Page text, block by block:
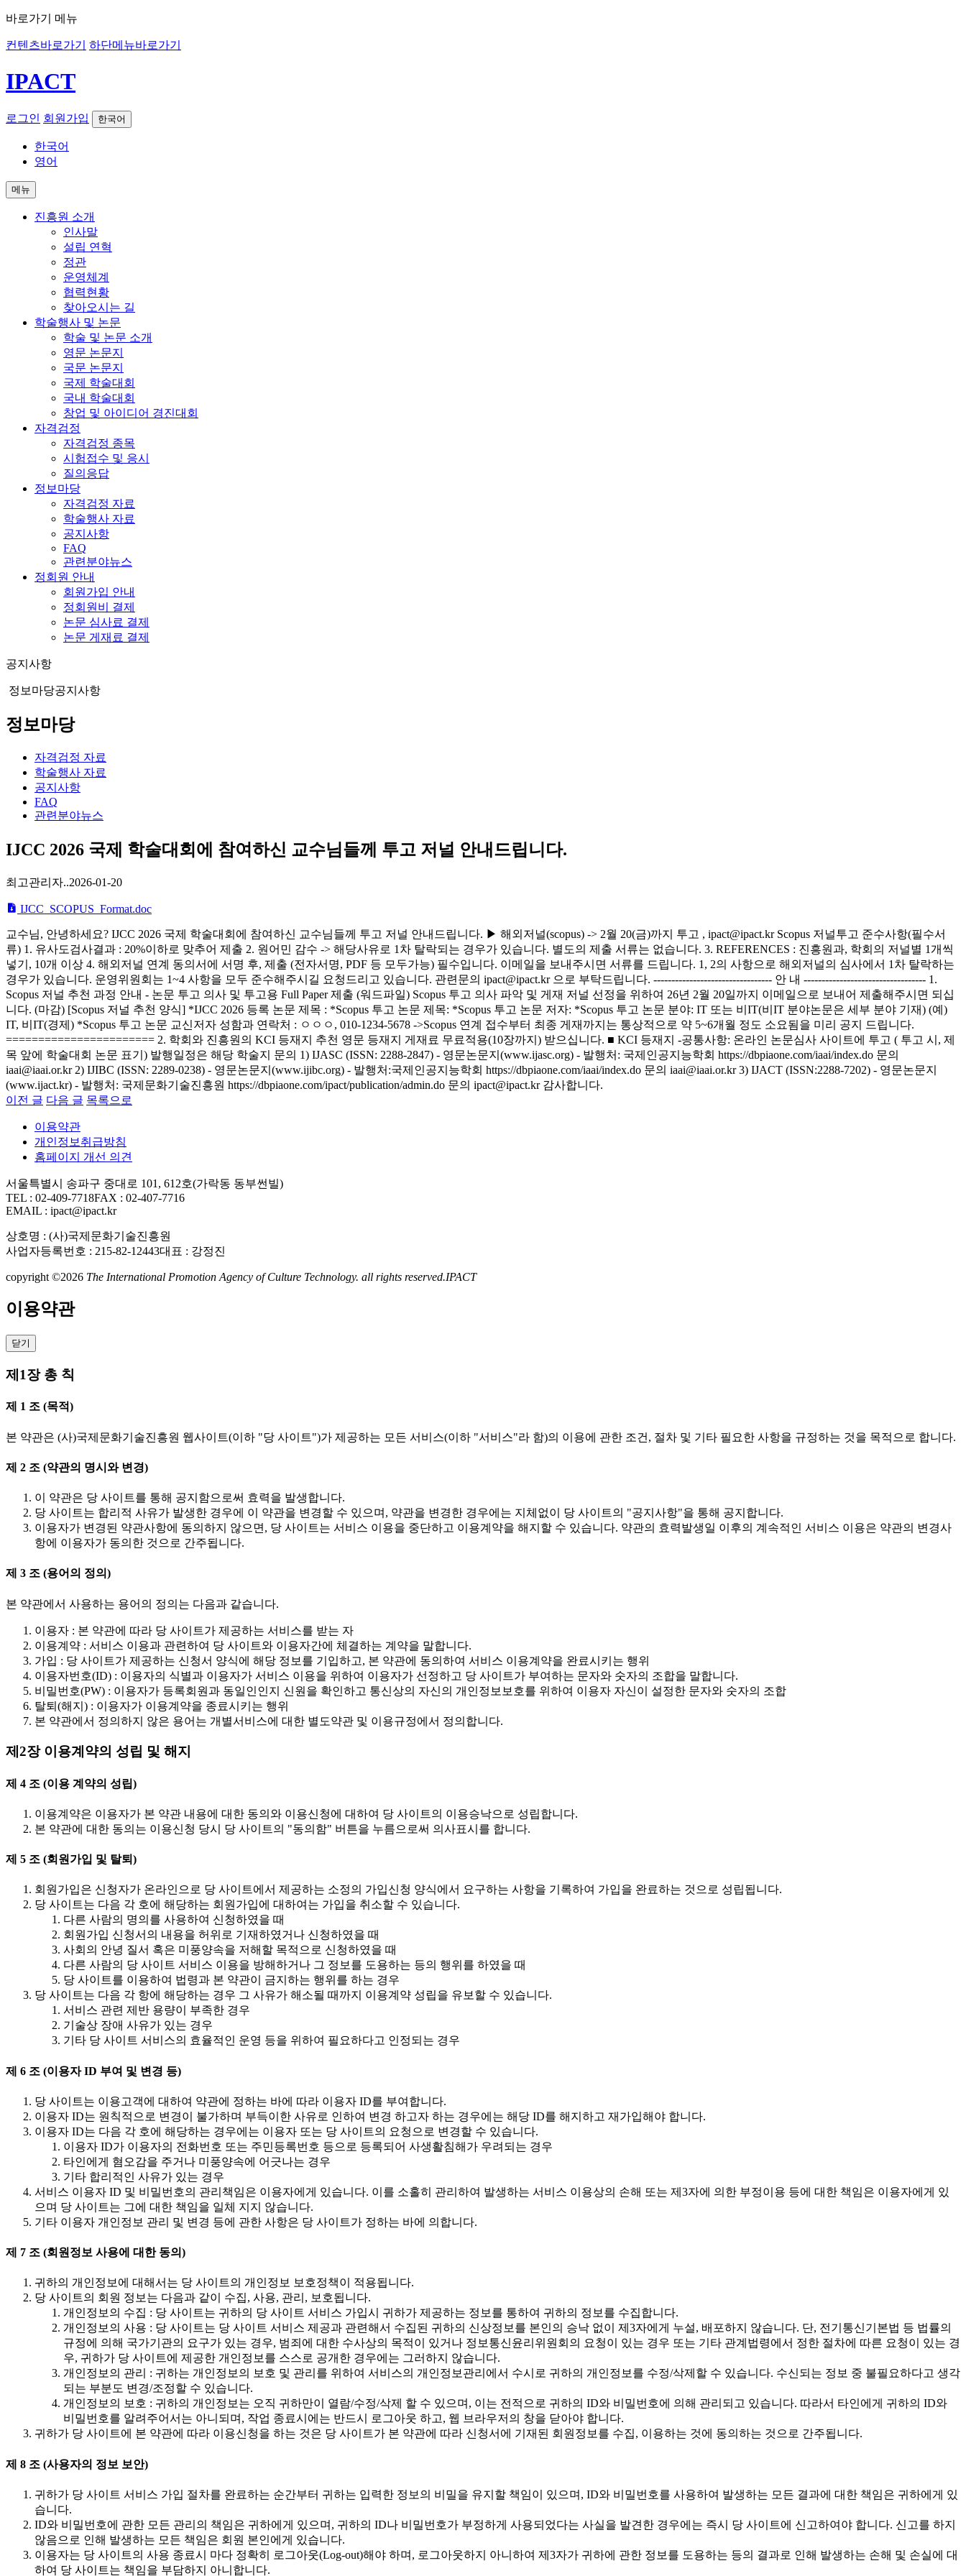
바로가기 메뉴
컨텐츠바로가기 하단메뉴바로가기
IPACT
로그인 회원가입 한국어
한국어
영어
메뉴
진흥원 소개
인사말
설립 연혁
정관
운영체계
협력현황
찾아오시는 길
학술행사 및 논문
학술 및 논문 소개
영문 논문지
국문 논문지
국제 학술대회
국내 학술대회
창업 및 아이디어 경진대회
자격검정
자격검정 종목
시험접수 및 응시
질의응답
정보마당
자격검정 자료
학술행사 자료
공지사항
FAQ
관련분야뉴스
정회원 안내
회원가입 안내
정회원비 결제
논문 심사료 결제
논문 게재료 결제
공지사항
정보마당공지사항
정보마당
자격검정 자료
학술행사 자료
공지사항
FAQ
관련분야뉴스
IJCC 2026 국제 학술대회에 참여하신 교수님들께 투고 저널 안내드립니다.
최고관리자..2026-01-20
IJCC_SCOPUS_Format.doc
교수님, 안녕하세요? IJCC 2026 국제 학술대회에 참여하신 교수님들께 투고 저널 안내드립니다. ▶ 해외저널(scopus) -> 2월 20(금)까지 투고 , ipact@ipact.kr Scopus 저널투고 준수사항(필수서
류) 1. 유사도검사결과 : 20%이하로 맞추어 제출 2. 원어민 감수 -> 해당사유로 1차 탈락되는 경우가 있습니다. 별도의 제출 서류는 없습니다. 3. REFERENCES : 진흥원과, 학회의 저널별 1개씩
넣기, 10개 이상 4. 해외저널 연계 동의서에 서명 후, 제출 (전자서명, PDF 등 모두가능) 필수입니다. 이메일을 보내주시면 서류를 드립니다. 1, 2의 사항으로 해외저널의 심사에서 1차 탈락하는
경우가 있습니다. 운영위원회는 1~4 사항을 모두 준수해주시길 요청드리고 있습니다. 관련문의 ipact@ipact.kr 으로 부탁드립니다. --------------------------------- 안 내 ---------------------------------- 1.
Scopus 저널 추천 과정 안내 - 논문 투고 의사 및 투고용 Full Paper 제출 (워드파일) Scopus 투고 의사 파악 및 게재 저널 선정을 위하여 26년 2월 20일까지 이메일으로 보내어 제출해주시면 되십
니다. (마감) [Scopus 저널 추천 양식] *IJCC 2026 등록 논문 제목 : *Scopus 투고 논문 제목: *Scopus 투고 논문 저자: *Scopus 투고 논문 분야: IT 또는 비IT(비IT 분야논문은 세부 분야 기재) (예)
IT, 비IT(경제) *Scopus 투고 논문 교신저자 성함과 연락처 : ㅇㅇㅇ, 010-1234-5678 ->Scopus 연계 접수부터 최종 게재까지는 통상적으로 약 5~6개월 정도 소요됨을 미리 공지 드립니다.
======================= 2. 학회와 진흥원의 KCI 등재지 추천 영문 등재지 게재료 무료적용(10장까지) 받으십니다. ■ KCI 등재지 -공통사항: 온라인 논문심사 사이트에 투고 ( 투고 시, 제
목 앞에 학술대회 논문 표기) 발행일정은 해당 학술지 문의 1) IJASC (ISSN: 2288-2847) - 영문논문지(www.ijasc.org) - 발행처: 국제인공지능학회 https://dbpiaone.com/iaai/index.do 문의
iaai@iaai.or.kr 2) IJIBC (ISSN: 2289-0238) - 영문논문지(www.ijibc.org) - 발행처:국제인공지능학회 https://dbpiaone.com/iaai/index.do 문의 iaai@iaai.or.kr 3) IJACT (ISSN:2288-7202) - 영문논문지
(www.ijact.kr) - 발행처: 국제문화기술진흥원 https://dbpiaone.com/ipact/publication/admin.do 문의 ipact@ipact.kr 감사합니다.
이전 글 다음 글 목록으로
이용약관
개인정보취급방침
홈페이지 개선 의견
서울특별시 송파구 중대로 101, 612호(가락동 동부썬빌)
TEL : 02-409-7718FAX : 02-407-7716
EMAIL : ipact@ipact.kr
상호명 : (사)국제문화기술진흥원
사업자등록번호 : 215-82-12443대표 : 강정진
copyright ©2026 The International Promotion Agency of Culture Technology. all rights reserved.IPACT
이용약관
닫기
제1장 총 칙
제 1 조 (목적)
본 약관은 (사)국제문화기술진흥원 웹사이트(이하 "당 사이트")가 제공하는 모든 서비스(이하 "서비스"라 함)의 이용에 관한 조건, 절차 및 기타 필요한 사항을 규정하는 것을 목적으로 합니다.
제 2 조 (약관의 명시와 변경)
이 약관은 당 사이트를 통해 공지함으로써 효력을 발생합니다.
당 사이트는 합리적 사유가 발생한 경우에 이 약관을 변경할 수 있으며, 약관을 변경한 경우에는 지체없이 당 사이트의 "공지사항"을 통해 공지합니다.
이용자가 변경된 약관사항에 동의하지 않으면, 당 사이트는 서비스 이용을 중단하고 이용계약을 해지할 수 있습니다. 약관의 효력발생일 이후의 계속적인 서비스 이용은 약관의 변경사
항에 이용자가 동의한 것으로 간주됩니다.
제 3 조 (용어의 정의)
본 약관에서 사용하는 용어의 정의는 다음과 같습니다.
이용자 : 본 약관에 따라 당 사이트가 제공하는 서비스를 받는 자
이용계약 : 서비스 이용과 관련하여 당 사이트와 이용자간에 체결하는 계약을 말합니다.
가입 : 당 사이트가 제공하는 신청서 양식에 해당 정보를 기입하고, 본 약관에 동의하여 서비스 이용계약을 완료시키는 행위
이용자번호(ID) : 이용자의 식별과 이용자가 서비스 이용을 위하여 이용자가 선정하고 당 사이트가 부여하는 문자와 숫자의 조합을 말합니다.
비밀번호(PW) : 이용자가 등록회원과 동일인인지 신원을 확인하고 통신상의 자신의 개인정보보호를 위하여 이용자 자신이 설정한 문자와 숫자의 조합
탈퇴(해지) : 이용자가 이용계약을 종료시키는 행위
본 약관에서 정의하지 않은 용어는 개별서비스에 대한 별도약관 및 이용규정에서 정의합니다.
제2장 이용계약의 성립 및 해지
제 4 조 (이용 계약의 성립)
이용계약은 이용자가 본 약관 내용에 대한 동의와 이용신청에 대하여 당 사이트의 이용승낙으로 성립합니다.
본 약관에 대한 동의는 이용신청 당시 당 사이트의 "동의함" 버튼을 누름으로써 의사표시를 합니다.
제 5 조 (회원가입 및 탈퇴)
회원가입은 신청자가 온라인으로 당 사이트에서 제공하는 소정의 가입신청 양식에서 요구하는 사항을 기록하여 가입을 완료하는 것으로 성립됩니다.
당 사이트는 다음 각 호에 해당하는 회원가입에 대하여는 가입을 취소할 수 있습니다.
다른 사람의 명의를 사용하여 신청하였을 때
회원가입 신청서의 내용을 허위로 기재하였거나 신청하였을 때
사회의 안녕 질서 혹은 미풍양속을 저해할 목적으로 신청하였을 때
다른 사람의 당 사이트 서비스 이용을 방해하거나 그 정보를 도용하는 등의 행위를 하였을 때
당 사이트를 이용하여 법령과 본 약관이 금지하는 행위를 하는 경우
당 사이트는 다음 각 항에 해당하는 경우 그 사유가 해소될 때까지 이용계약 성립을 유보할 수 있습니다.
서비스 관련 제반 용량이 부족한 경우
기술상 장애 사유가 있는 경우
기타 당 사이트 서비스의 효율적인 운영 등을 위하여 필요하다고 인정되는 경우
제 6 조 (이용자 ID 부여 및 변경 등)
당 사이트는 이용고객에 대하여 약관에 정하는 바에 따라 이용자 ID를 부여합니다.
이용자 ID는 원칙적으로 변경이 불가하며 부득이한 사유로 인하여 변경 하고자 하는 경우에는 해당 ID를 해지하고 재가입해야 합니다.
이용자 ID는 다음 각 호에 해당하는 경우에는 이용자 또는 당 사이트의 요청으로 변경할 수 있습니다.
이용자 ID가 이용자의 전화번호 또는 주민등록번호 등으로 등록되어 사생활침해가 우려되는 경우
타인에게 혐오감을 주거나 미풍양속에 어긋나는 경우
기타 합리적인 사유가 있는 경우
서비스 이용자 ID 및 비밀번호의 관리책임은 이용자에게 있습니다. 이를 소홀히 관리하여 발생하는 서비스 이용상의 손해 또는 제3자에 의한 부정이용 등에 대한 책임은 이용자에게 있
으며 당 사이트는 그에 대한 책임을 일체 지지 않습니다.
기타 이용자 개인정보 관리 및 변경 등에 관한 사항은 당 사이트가 정하는 바에 의합니다.
제 7 조 (회원정보 사용에 대한 동의)
귀하의 개인정보에 대해서는 당 사이트의 개인정보 보호정책이 적용됩니다.
당 사이트의 회원 정보는 다음과 같이 수집, 사용, 관리, 보호됩니다.
개인정보의 수집 : 당 사이트는 귀하의 당 사이트 서비스 가입시 귀하가 제공하는 정보를 통하여 귀하의 정보를 수집합니다.
개인정보의 사용 : 당 사이트는 당 사이트 서비스 제공과 관련해서 수집된 귀하의 신상정보를 본인의 승낙 없이 제3자에게 누설, 배포하지 않습니다. 단, 전기통신기본법 등 법률의
규정에 의해 국가기관의 요구가 있는 경우, 범죄에 대한 수사상의 목적이 있거나 정보통신윤리위원회의 요청이 있는 경우 또는 기타 관계법령에서 정한 절차에 따른 요청이 있는 경
우, 귀하가 당 사이트에 제공한 개인정보를 스스로 공개한 경우에는 그러하지 않습니다.
개인정보의 관리 : 귀하는 개인정보의 보호 및 관리를 위하여 서비스의 개인정보관리에서 수시로 귀하의 개인정보를 수정/삭제할 수 있습니다. 수신되는 정보 중 불필요하다고 생각
되는 부분도 변경/조정할 수 있습니다.
개인정보의 보호 : 귀하의 개인정보는 오직 귀하만이 열람/수정/삭제 할 수 있으며, 이는 전적으로 귀하의 ID와 비밀번호에 의해 관리되고 있습니다. 따라서 타인에게 귀하의 ID와
비밀번호를 알려주어서는 아니되며, 작업 종료시에는 반드시 로그아웃 하고, 웹 브라우저의 창을 닫아야 합니다.
귀하가 당 사이트에 본 약관에 따라 이용신청을 하는 것은 당 사이트가 본 약관에 따라 신청서에 기재된 회원정보를 수집, 이용하는 것에 동의하는 것으로 간주됩니다.
제 8 조 (사용자의 정보 보안)
귀하가 당 사이트 서비스 가입 절차를 완료하는 순간부터 귀하는 입력한 정보의 비밀을 유지할 책임이 있으며, ID와 비밀번호를 사용하여 발생하는 모든 결과에 대한 책임은 귀하에게 있
습니다.
ID와 비밀번호에 관한 모든 관리의 책임은 귀하에게 있으며, 귀하의 ID나 비밀번호가 부정하게 사용되었다는 사실을 발견한 경우에는 즉시 당 사이트에 신고하여야 합니다. 신고를 하지
않음으로 인해 발생하는 모든 책임은 회원 본인에게 있습니다.
이용자는 당 사이트의 사용 종료시 마다 정확히 로그아웃(Log-out)해야 하며, 로그아웃하지 아니하여 제3자가 귀하에 관한 정보를 도용하는 등의 결과로 인해 발생하는 손해 및 손실에 대
하여 당 사이트는 책임을 부담하지 아니합니다.